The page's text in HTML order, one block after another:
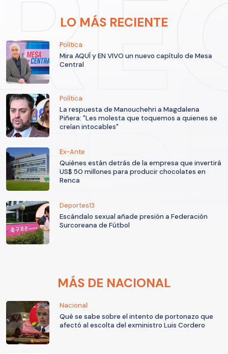
LO MÁS RECIENTE
Política
Mira AQUÍ y EN VIVO un nuevo capítulo de Mesa
Central
Política
La respuesta de Manouchehri a Magdalena
Piñera: "Les molesta que toquemos a quienes se
creían intocables"
Ex-Ante
Quiénes están detrás de la empresa que invertirá
US$ 50 millones para producir chocolates en
Renca
Deportes13
Escándalo sexual añade presión a Federación
Surcoreana de Fútbol
MÁS DE NACIONAL
Nacional
Qué se sabe sobre el intento de portonazo que
afectó al escolta del exministro Luis Cordero